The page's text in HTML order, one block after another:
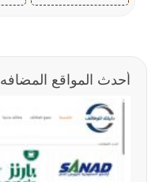
أحدث المواقع المضافه